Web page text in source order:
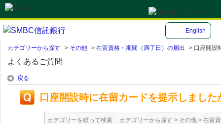
English
カテゴリーから探す > その他 > 在留資格・期間（満了日）の届出 > 口座開設
よくあるご質問
戻る
口座開設時に在留カードを提示しまし
カテゴリーを絞って検索 : カテゴリーから探す > その他 > 在留